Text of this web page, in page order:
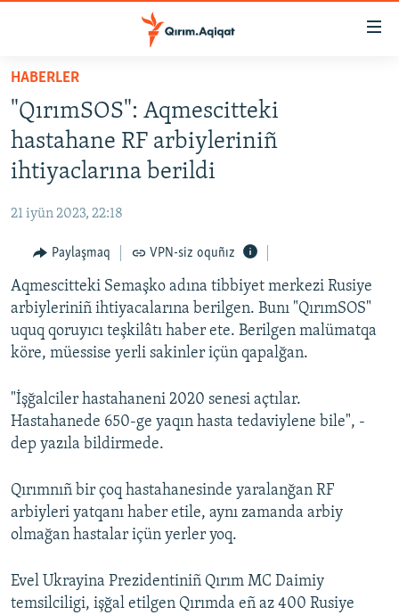
Esas
qaytmaq
Baş
navigatsiyağa
qaytmaq
Qıdıruvğa
qaytmaq
HABERLER
SİYASET
İQTİSADİYAT
MEDENİYET
İNSAN AQLARI
VİDEO
SÜRET
BLOGLAR
Русский
QOŞULIÑIZ!
RFE/RS bütün saytları
HABERLER
"QırımSOS": Aqmescitteki
hastahane RF arbiyleriniñ
ihtiyaclarına berildi
21 iyün 2023, 22:18
Paylaşmaq VPN-siz oquñız
Aqmescitteki Semaşko adına tibbiyet merkezi Rusiye
arbiyleriniñ ihtiyacalarına berilgen. Bunı "QırımSOS"
uquq qoruyıcı teşkilâtı haber ete. Berilgen malümatqa
köre, müessise yerli sakinler içün qapalğan.
"İşğalciler hastahaneni 2020 senesi açtılar.
Hastahanede 650-ge yaqın hasta tedaviylene bile", -
dep yazıla bildirmede.
Qırımnıñ bir çoq hastahanesinde yaralanğan RF
arbiyleri yatqanı haber etile, aynı zamanda arbiy
olmağan hastalar içün yerler yoq.
Evel Ukrayina Prezidentiniñ Qırım MC Daimiy
temsilciligi, işğal etilgen Qırımda eñ az 400 Rusiye